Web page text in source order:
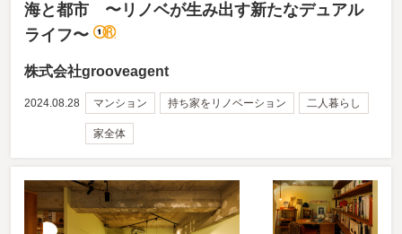
海と都市 〜リノベが生み出す新たなデュアル
ライフ〜
株式会社grooveagent
2024.08.28 マンション 持ち家をリノベーション 二人暮らし
家全体